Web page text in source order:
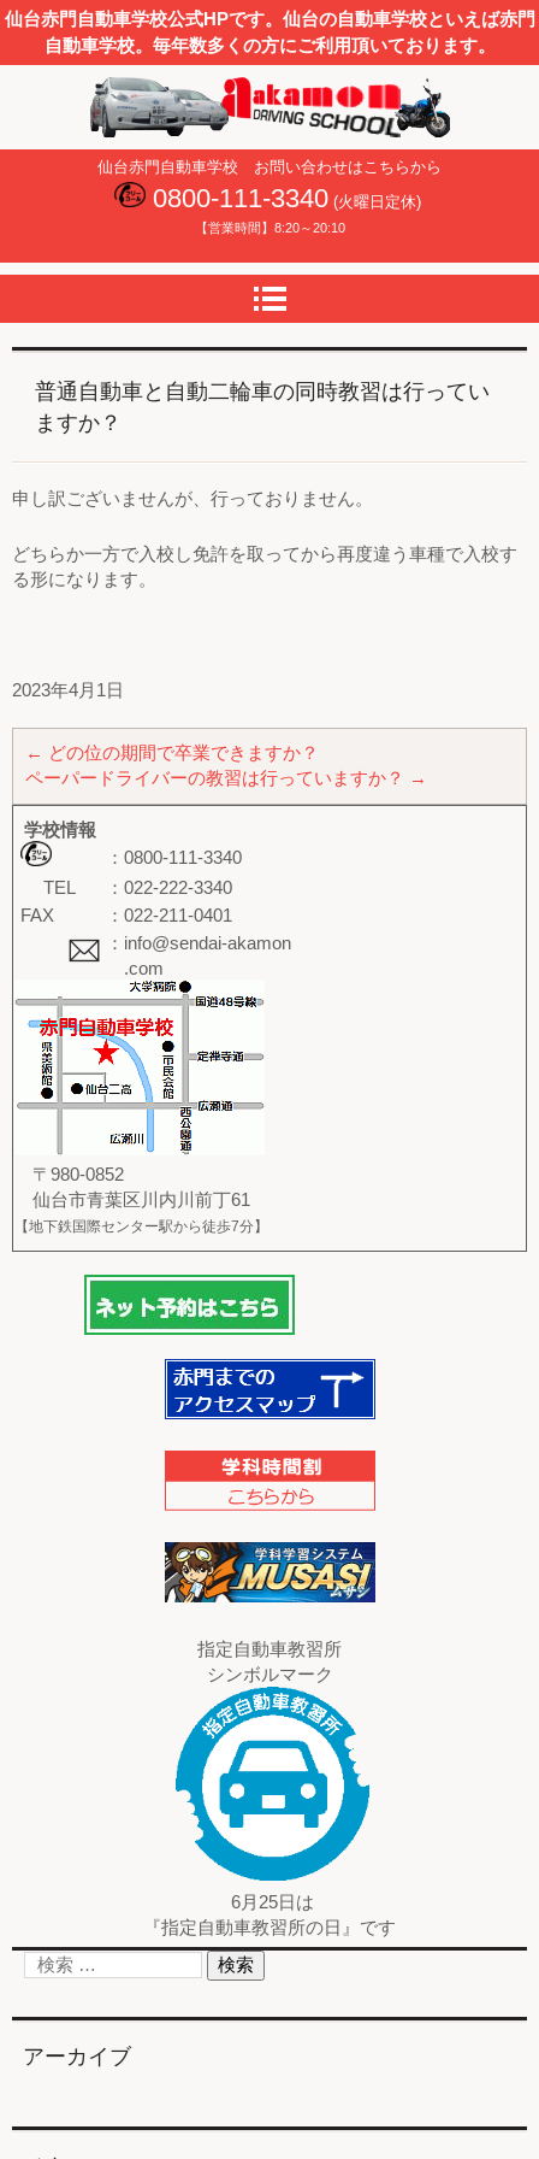
仙台赤門自動車学校
仙台赤門自動車学校公式HPです。仙台の自動車学校といえば赤門
自動車学校。毎年数多くの方にご利用頂いております。
仙台赤門自動車学校 お問い合わせはこちらから
0800-111-3340 (火曜日定休)
【営業時間】8:20～20:10
普通自動車と自動二輪車の同時教習は行ってい
ますか？
申し訳ございませんが、行っておりません。
どちらか一方で入校し免許を取ってから再度違う車種で入校す
る形になります。
2023年4月1日
← どの位の期間で卒業できますか？
ペーパードライバーの教習は行っていますか？
→
学校情報
：0800-111-3340
TEL
：022-222-3340
FAX
：022-211-0401
：info@sendai-akamon
.com
〒980-0852
仙台市青葉区川内川前丁61
【地下鉄国際センター駅から徒歩7分】
指定自動車教習所
シンボルマーク
6月25日は
『指定自動車教習所の日』です
アーカイブ